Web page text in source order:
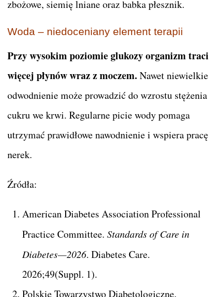
zbożowe, siemię lniane oraz babka płesznik.
Woda – niedoceniany element terapii
Przy wysokim poziomie glukozy organizm traci
więcej płynów wraz z moczem. Nawet niewielkie
odwodnienie może prowadzić do wzrostu stężenia
cukru we krwi. Regularne picie wody pomaga
utrzymać prawidłowe nawodnienie i wspiera pracę
nerek.
Źródła:
American Diabetes Association Professional
Practice Committee. Standards of Care in
Diabetes—2026. Diabetes Care.
2026;49(Suppl. 1).
Polskie Towarzystwo Diabetologiczne.